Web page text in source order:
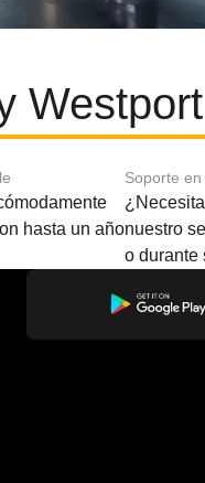
Westport
hasta un año
Soporte en
nuestro
o durante